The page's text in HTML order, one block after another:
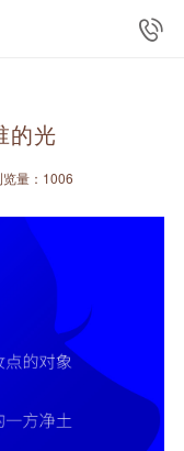
的光
览量：1006